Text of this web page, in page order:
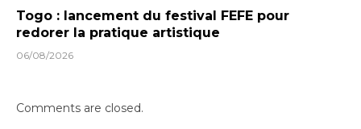
Togo : lancement du festival FEFE pour
redorer la pratique artistique
06/08/2026
Comments are closed.